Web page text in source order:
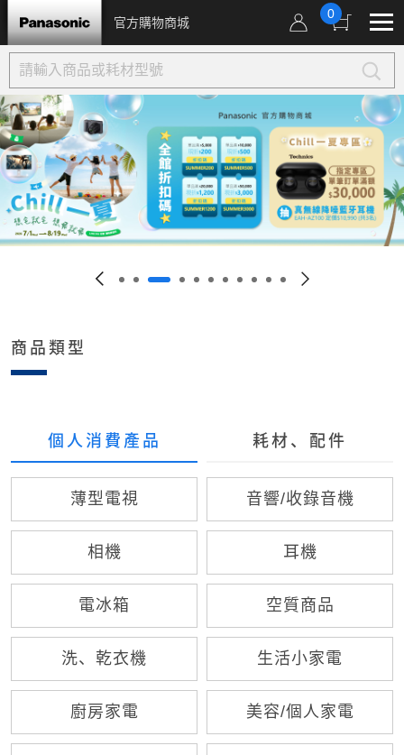
官方購物商城
0
商品類型
個人消費產品 耗材、配件
薄型電視 音響/收錄音機
相機 耳機
電冰箱 空質商品
洗、乾衣機 生活小家電
廚房家電 美容/個人家電